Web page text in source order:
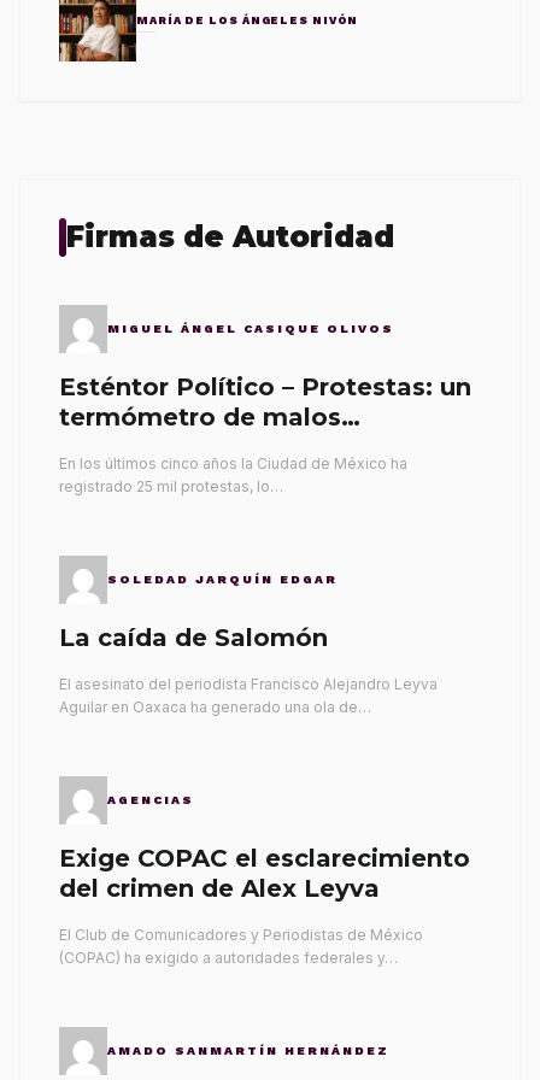
MARÍA DE LOS ÁNGELES NIVÓN
Firmas de Autoridad
MIGUEL ÁNGEL CASIQUE OLIVOS
Esténtor Político – Protestas: un
termómetro de malos
En los últimos cinco años la Ciudad de México ha
registrado 25 mil protestas, lo…
SOLEDAD JARQUÍN EDGAR
La caída de Salomón
El asesinato del periodista Francisco Alejandro Leyva
Aguilar en Oaxaca ha generado una ola de…
AGENCIAS
Exige COPAC el esclarecimiento
del crimen de Alex Leyva
El Club de Comunicadores y Periodistas de México
(COPAC) ha exigido a autoridades federales y…
AMADO SANMARTÍN HERNÁNDEZ